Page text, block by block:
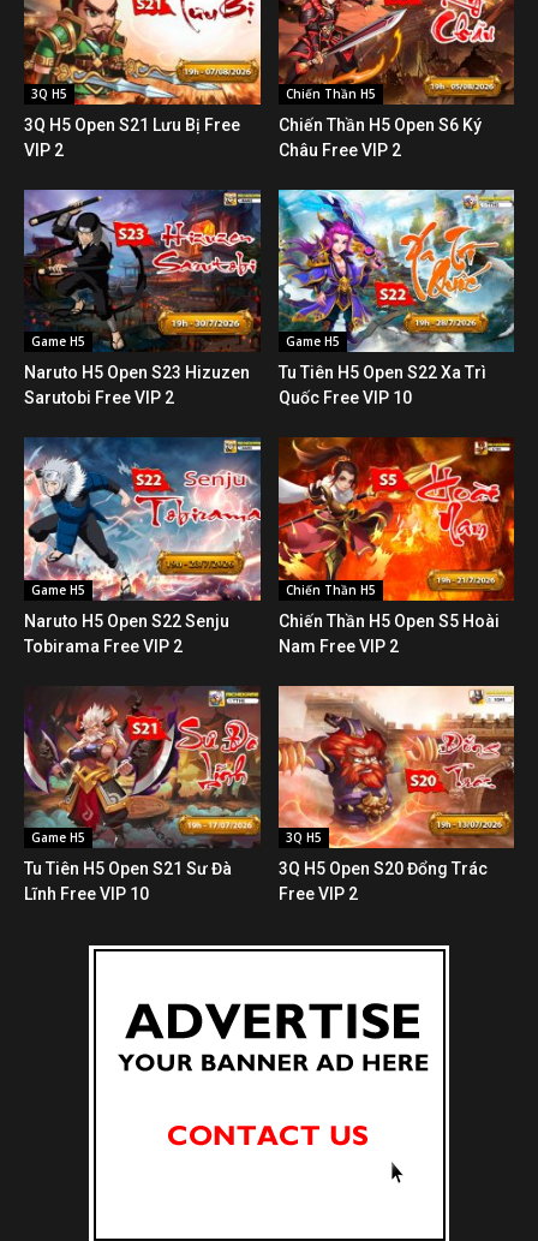
3Q H5
3Q H5 Open S21 Lưu Bị Free
VIP 2
Chiến Thần H5
Chiến Thần H5 Open S6 Ký
Châu Free VIP 2
Game H5
Naruto H5 Open S23 Hizuzen
Sarutobi Free VIP 2
Game H5
Tu Tiên H5 Open S22 Xa Trì
Quốc Free VIP 10
Game H5
Naruto H5 Open S22 Senju
Tobirama Free VIP 2
Chiến Thần H5
Chiến Thần H5 Open S5 Hoài
Nam Free VIP 2
Game H5
Tu Tiên H5 Open S21 Sư Đà
Lĩnh Free VIP 10
3Q H5
3Q H5 Open S20 Đổng Trác
Free VIP 2